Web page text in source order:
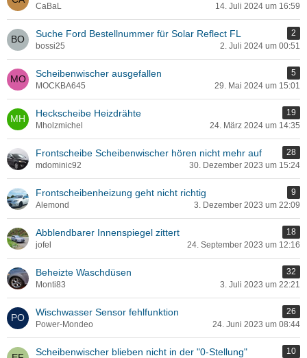
CaBaL
14. Juli 2024 um 16:59
Suche Ford Bestellnummer für Solar Reflect FL
2
bossi25
2. Juli 2024 um 00:51
Scheibenwischer ausgefallen
5
MOCKBA645
29. Mai 2024 um 15:01
Heckscheibe Heizdrähte
19
Mholzmichel
24. März 2024 um 14:35
Frontscheibe Scheibenwischer hören nicht mehr auf
28
mdominic92
30. Dezember 2023 um 15:24
Frontscheibenheizung geht nicht richtig
9
Alemond
3. Dezember 2023 um 22:09
Abblendbarer Innenspiegel zittert
18
jofel
24. September 2023 um 12:16
Beheizte Waschdüsen
32
Monti83
3. Juli 2023 um 22:21
Wischwasser Sensor fehlfunktion
26
Power-Mondeo
24. Juni 2023 um 08:44
Scheibenwischer blieben nicht in der "0-Stellung"
10